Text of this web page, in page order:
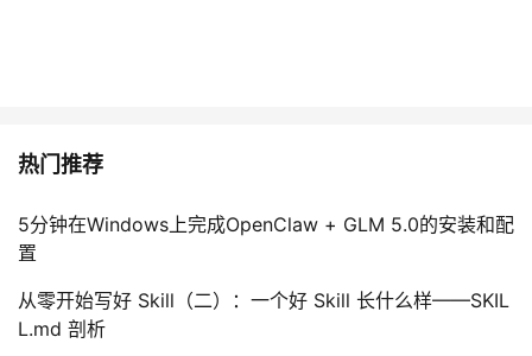
热门推荐
5分钟在Windows上完成OpenClaw + GLM 5.0的安装和配
置
从零开始写好 Skill（二）：一个好 Skill 长什么样——SKIL
L.md 剖析